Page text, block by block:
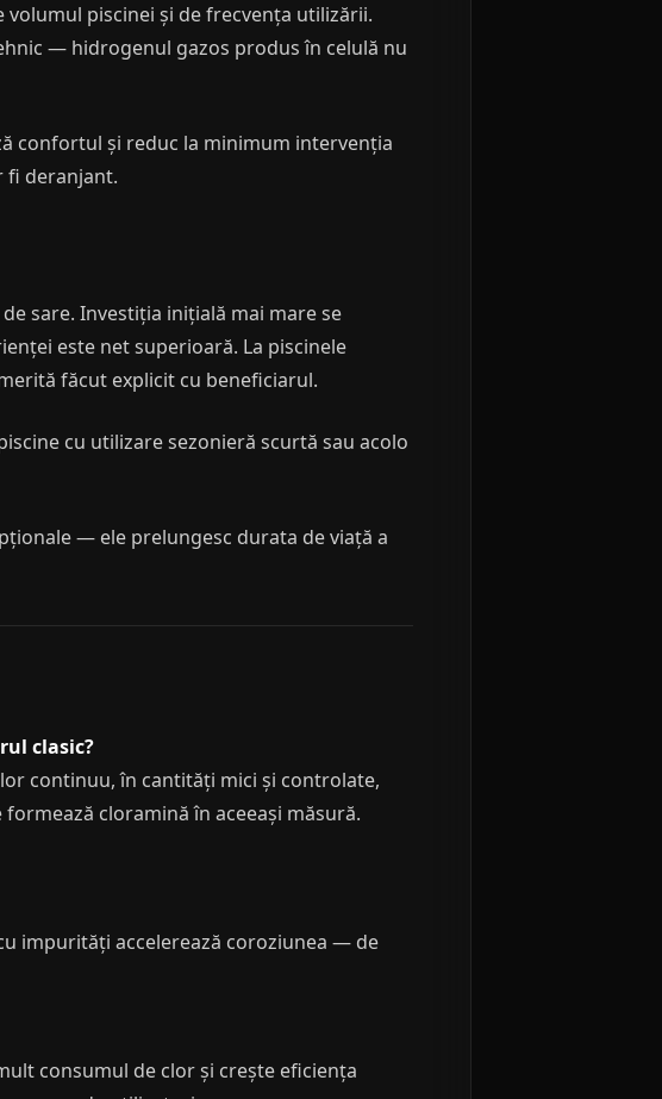
piscinei și de frecvența utilizării.
— hidrogenul gazos produs în celulă nu
confortul și reduc la minimum intervenția
fi deranjant.
sare. Investiția inițială mai mare se
este net superioară. La piscinele
făcut explicit cu beneficiarul.
cu utilizare sezonieră scurtă sau acolo
— ele prelungesc durata de viață a
clasic?
continuu, în cantități mici și controlate,
cloramină în aceeași măsură.
impurități accelerează coroziunea — de
consumul de clor și crește eficiența